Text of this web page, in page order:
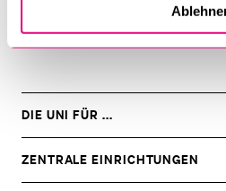
Fakultät für
DIE UNI FÜR ...
DAS
UNTERMENÜ
ZENTRALE EINRICHTUNGEN
DAS